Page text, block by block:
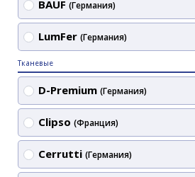
BAUF (Германия)
LumFer (Германия)
Тканевые
D-Premium (Германия)
Clipso (Франция)
Cerrutti (Германия)